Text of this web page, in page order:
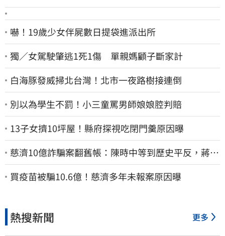
嚇！19歲少女伴屍數日提袋進派出所
獨／女駕駛肇逃1死1傷 單親媽顧子斷家計
白海豚發威掃北台灣！北市一夜路樹接連倒
別以為學生不罰！小三童罵男師娘娘腔判賠
13子女擠10坪屋！縣府探視吃閉門羹原因曝
慈濟10億詐騙案翻舊帳：陳時中等到歷史平反，蔣萬
安償還2022政治利息
買疫苗被騙10.6億！慈濟多年未報案原因曝
熱搜新聞 更多